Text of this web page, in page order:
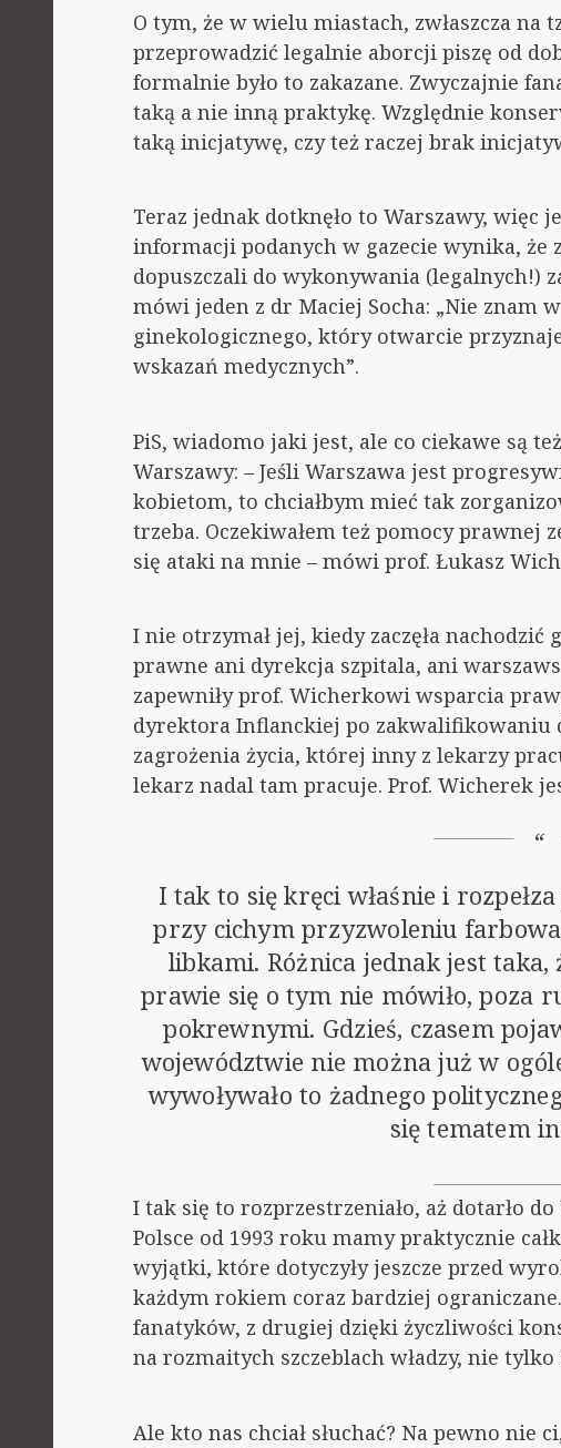
O tym, że w wielu miastach, zwłaszcza na
przeprowadzić legalnie aborcji piszę od
formalnie było to zakazane. Zwyczajnie
taką a nie inną praktykę. Względnie
taką inicjatywę, czy też raczej brak
Teraz jednak dotknęło to Warszawy, więc
informacji podanych w gazecie wynika,
dopuszczali do wykonywania (legalnych!)
mówi jeden z dr Maciej Socha: „Nie znam
ginekologicznego, który otwarcie
wskazań medycznych”.
PiS, wiadomo jaki jest, ale co ciekawe są
Warszawy: – Jeśli Warszawa jest
kobietom, to chciałbym mieć tak
trzeba. Oczekiwałem też pomocy prawnej
się ataki na mnie – mówi prof. Łukasz
I nie otrzymał jej, kiedy zaczęła
prawne ani dyrekcja szpitala, ani
zapewniły prof. Wicherkowi wsparcia
dyrektora Inflanckiej po zakwalifikowaniu
zagrożenia życia, której inny z lekarzy
lekarz nadal tam pracuje. Prof. Wicherek
I tak to się kręci właśnie i
przy cichym przyzwoleniu
libkami. Różnica jednak jest
prawie się o tym nie mówiło, poza
pokrewnymi. Gdzieś, czasem
województwie nie można już w
wywoływało to żadnego
się tematem
I tak się to rozprzestrzeniało, aż dotarło
Polsce od 1993 roku mamy praktycznie
wyjątki, które dotyczyły jeszcze przed
każdym rokiem coraz bardziej
fanatyków, z drugiej dzięki życzliwości
na rozmaitych szczeblach władzy, nie
Ale kto nas chciał słuchać? Na pewno nie